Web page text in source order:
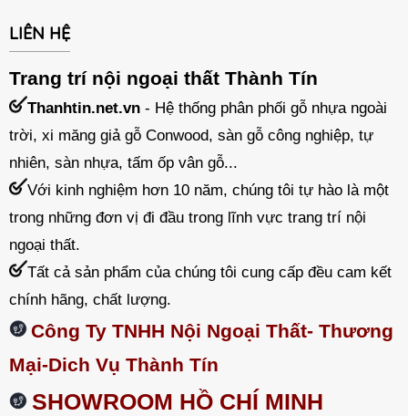
LIÊN HỆ
Trang trí nội ngoại thất Thành Tín
Thanhtin.net.vn - Hệ thống phân phối gỗ nhựa ngoài
trời, xi măng giả gỗ Conwood, sàn gỗ công nghiệp, tự
nhiên, sàn nhựa, tấm ốp vân gỗ...
Với kinh nghiệm hơn 10 năm, chúng tôi tự hào là một
trong những đơn vị đi đầu trong lĩnh vực trang trí nội
ngoại thất.
Tất cả sản phẩm của chúng tôi cung cấp đều cam kết
chính hãng, chất lượng.
Công Ty TNHH Nội Ngoại Thất- Thương
Mại-Dich Vụ Thành Tín
SHOWROOM HỒ CHÍ MINH